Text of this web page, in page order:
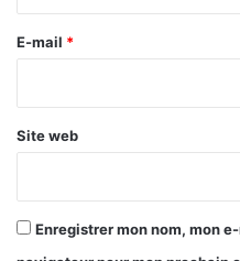
e
E-mail *
Site web
Enregistrer mon nom, mon